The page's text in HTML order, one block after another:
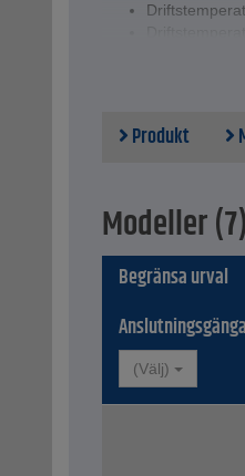
Produkt
Modeller (7)
Begränsa urval
Anslutningsgänga
(Välj)